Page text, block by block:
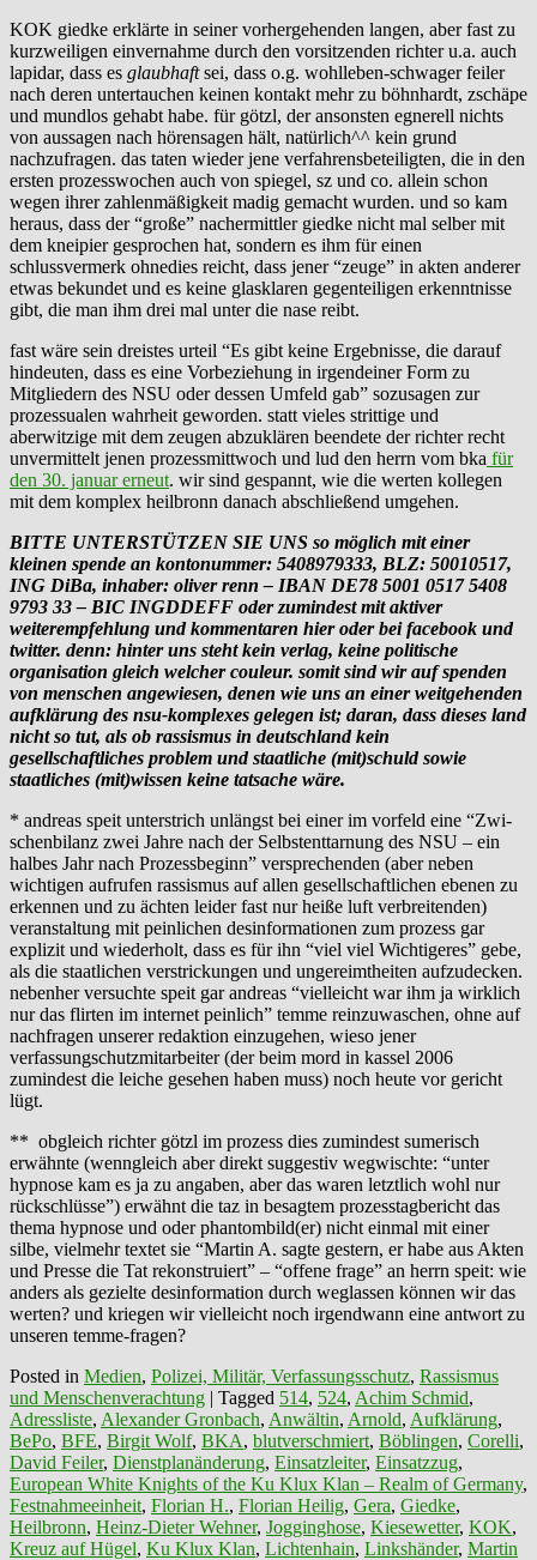
KOK giedke erklärte in seiner vorhergehenden langen, aber fast zu
kurzweiligen einvernahme durch den vorsitzenden richter u.a. auch
lapidar, dass es glaubhaftsei, dass o.g. wohlleben-schwager feiler
nach deren untertauchen keinen kontakt mehr zu böhnhardt, zschäpe
und mundlos gehabt habe. für götzl, der ansonsten egnerell nichts
von aussagen nach hörensagen hält, natürlich^^ kein grund
nachzufragen. das taten wieder jene verfahrensbeteiligten, die in den
ersten prozesswochen auch von spiegel, sz und co. allein schon
wegen ihrer zahlenmäßigkeit madig gemacht wurden. und so kam
heraus, dass der “große” nachermittler giedke nicht mal selber mit
dem kneipier gesprochen hat, sondern es ihm für einen
schlussvermerk ohnedies reicht, dass jener “zeuge” in akten anderer
etwas bekundet und es keine glasklaren gegenteiligen erkenntnisse
gibt, die man ihm drei mal unter die nase reibt.
fast wäre sein dreistes urteil “Es gibt keine Ergebnisse, die darauf
hindeuten, dass es eine Vorbeziehung in irgendeiner Form zu
Mitgliedern des NSU oder dessen Umfeld gab” sozusagen zur
prozessualen wahrheit geworden. statt vieles strittige und
aberwitzige mit dem zeugen abzuklären beendete der richter recht
unvermittelt jenen prozessmittwoch und lud den herrn vom bka für
den 30. januar erneut. wir sind gespannt, wie die werten kollegen
mit dem komplex heilbronn danach abschließend umgehen.
BITTE UNTERSTÜTZEN SIE UNS so möglich mit einer
kleinen spende an kontonummer: 5408979333, BLZ: 50010517,
ING DiBa, inhaber: oliver renn – IBAN DE78 5001 0517 5408
9793 33 – BIC INGDDEFF oder zumindest mit aktiver
weiterempfehlung und kommentaren hier oder bei facebook und
twitter. denn: hinter uns steht kein verlag, keine politische
organisation gleich welcher couleur. somit sind wir auf spenden
von menschen angewiesen, denen wie uns an einer weitgehenden
aufklärung des nsu-komplexes gelegen ist; daran, dass dieses land
nicht so tut, als ob rassismus in deutschland kein
gesellschaftliches problem und staatliche (mit)schuld sowie
staatliches (mit)wissen keine tatsache wäre.
* andreas speit unterstrich unlängst bei einer im vorfeld eine “Zwi­
schen­bi­lanz zwei Jahre nach der Selbst­ent­tar­nung des NSU – ein
hal­bes Jahr nach Pro­zess­be­ginn” versprechenden (aber neben
wichtigen aufrufen rassismus auf allen gesellschaftlichen ebenen zu
erkennen und zu ächten leider fast nur heiße luft verbreitenden)
veranstaltung mit peinlichen desinformationen zum prozess gar
explizit und wiederholt, dass es für ihn “viel viel Wichtigeres” gebe,
als die staatlichen verstrickungen und ungereimtheiten aufzudecken.
nebenher versuchte speit gar andreas “vielleicht war ihm ja wirklich
nur das flirten im internet peinlich” temme reinzuwaschen, ohne auf
nachfragen unserer redaktion einzugehen, wieso jener
verfassungschutzmitarbeiter (der beim mord in kassel 2006
zumindest die leiche gesehen haben muss) noch heute vor gericht
lügt.
** obgleich richter götzl im prozess dies zumindest sumerisch
erwähnte (wenngleich aber direkt suggestiv wegwischte: “unter
hypnose kam es ja zu angaben, aber das waren letztlich wohl nur
rückschlüsse”) erwähnt die taz in besagtem prozesstagbericht das
thema hypnose und oder phantombild(er) nicht einmal mit einer
silbe, vielmehr textet sie “Martin A. sagte gestern, er habe aus Akten
und Presse die Tat rekonstruiert” – “offene frage” an herrn speit: wie
anders als gezielte desinformation durch weglassen können wir das
werten? und kriegen wir vielleicht noch irgendwann eine antwort zu
unseren temme-fragen?
Posted in Medien, Polizei, Militär, Verfassungsschutz, Rassismus
und Menschenverachtung | Tagged 514, 524, Achim Schmid,
Adressliste, Alexander Gronbach, Anwältin, Arnold, Aufklärung,
BePo, BFE, Birgit Wolf, BKA, blutverschmiert, Böblingen, Corelli,
David Feiler, Dienstplanänderung, Einsatzleiter, Einsatzzug,
European White Knights of the Ku Klux Klan – Realm of Germany,
Festnahmeeinheit, Florian H., Florian Heilig, Gera, Giedke,
Heilbronn, Heinz-Dieter Wehner, Jogginghose, Kiesewetter, KOK,
Kreuz auf Hügel, Ku Klux Klan, Lichtenhain, Linkshänder, Martin